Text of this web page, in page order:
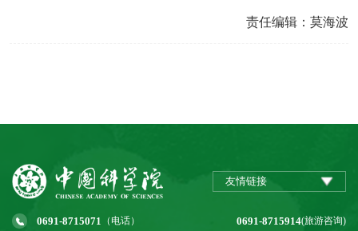
责任编辑：莫海波
友情链接
0691-8715071 （电话） 0691-8715914(旅游咨询)